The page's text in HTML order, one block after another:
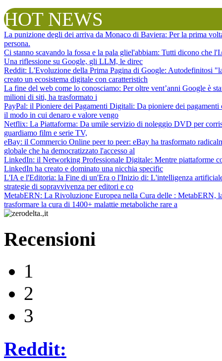
HOT NEWS
La punizione degli dei arriva da Monaco di Baviera: Per la prima
persona.
Ci stanno scavando la fossa e la pala gliel'abbiam: Tutti dicono che
Una riflessione su Google, gli LLM, le direc
Reddit: L'Evoluzione della Prima Pagina di Google: Autodefinitosi
creato un ecosistema digitale con caratteristich
La fine del web come lo conosciamo: Per oltre vent’anni Google è
milioni di siti, ha trasformato i
PayPal: il Pioniere dei Pagamenti Digitali: Da pioniere dei
il modo in cui denaro e valore vengo
Netflix: La Piattaforma: Da umile servizio di noleggio DVD per
guardiamo film e serie TV,
eBay: il Commercio Online peer to peer: eBay ha trasformato
globale che ha democratizzato l'accesso al
LinkedIn: il Networking Professionale Digitale: Mentre piattaforme
LinkedIn ha creato e dominato una nicchia specific
L'IA e l'Editoria: la Fine di un'Era o l'Inizio di: L'intelligenza
strategie di sopravvivenza per editori e co
MetabERN: La Rivoluzione Europea nella Cura delle : MetabERN,
trasformare la cura di 1400+ malattie metaboliche rare a
Recensioni
1
2
3
Reddit: